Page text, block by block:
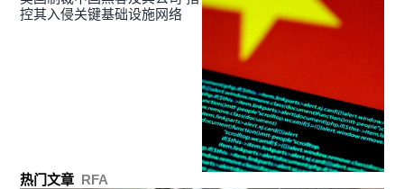
控其入侵关键基础设施网络
热门文章 RFA